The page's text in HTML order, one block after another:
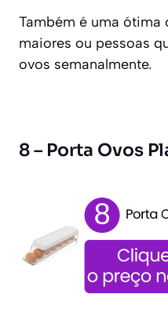
Também é uma ótima
maiores ou pessoas
ovos semanalmente.
8 – Porta Ovos